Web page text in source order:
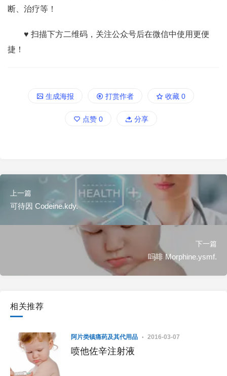
断、治疗等！
♥ 扫描下方二维码，关注公众号后在微信中使用更便
捷！
生成海报 打赏作者 收藏 0
点赞 0 分享
上一篇
可待因 Codeine.kdy.
下一篇
吗啡 Morphine.ysmf.
相关推荐
阿片类镇痛药及其代用品 2016-03-07
喷他佐辛注射液